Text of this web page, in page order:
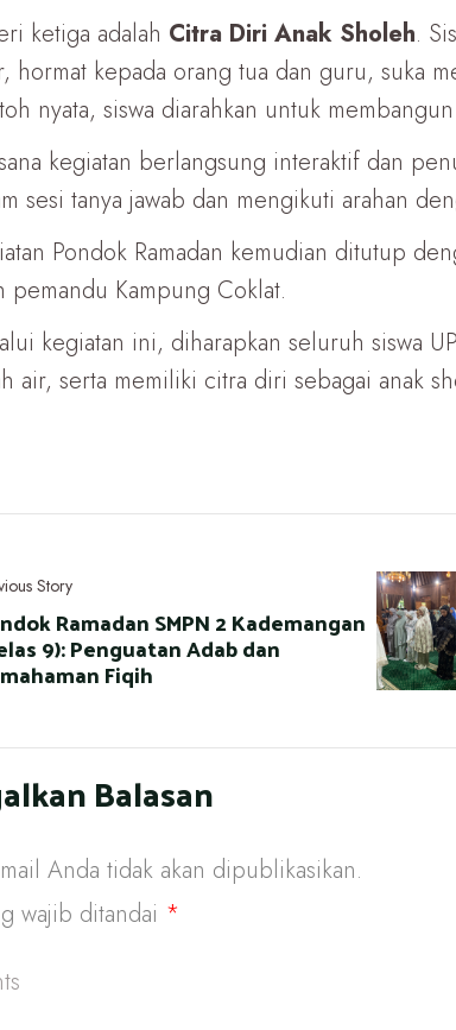
ketiga adalah Citra Diri Anak Sholeh.
hormat kepada orang tua dan guru, suka
nyata, siswa diarahkan untuk
kegiatan berlangsung interaktif dan
sesi tanya jawab dan mengikuti arahan
Pondok Ramadan kemudian ditutup
pemandu Kampung Coklat.
kegiatan ini, diharapkan seluruh siswa
air, serta memiliki citra diri sebagai anak
Story
Ramadan SMPN 2 Kademangan
9): Penguatan Adab dan
Fiqih
Balasan
Anda tidak akan dipublikasikan.
wajib ditandai *